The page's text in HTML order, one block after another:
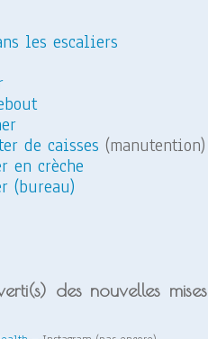
les escaliers
de caisses (manutention)
en crèche
(bureau)
des nouvelles mises